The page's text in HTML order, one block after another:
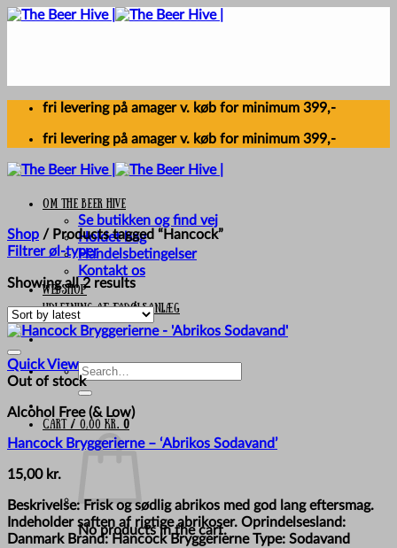
Skip
fri levering på amager v. køb for minimum 399,-
fri levering på amager v. køb for minimum 399,-
Om The Beer Hive
Se butikken og find vej
Holdet bag
Handelsbetingelser
Kontakt os
Webshop
UDLEJNING AF FADØLSANLÆG
Search
for:
Cart / 0,00 kr. 0
No products in the cart.
Shop / Products tagged “Hancock”
Filtrer øl-typer
Showing all 2 resultsSorted
by
latest
Quick View
Out of stock
Alcohol Free (& Low)
Hancock Bryggerierne – ‘Abrikos Sodavand’
15,00 kr.
Beskrivelse: Frisk og sødlig abrikos med god lang eftersmag.
Indeholder saften af rigtige abrikoser. Oprindelsesland:
Danmark Brand: Hancock Bryggerierne Type: Sodavand